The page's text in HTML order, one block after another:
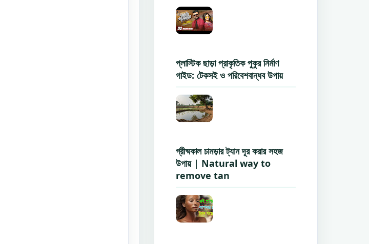
প্লাস্টিক ছাড়া প্রাকৃতিক পুকুর নির্মাণ
গাইড: টেকসই ও পরিবেশবান্ধব উপায়
গ্রীষ্মকাল চামড়ার ট্যান দূর করার সহজ
উপায় | Natural way to
remove tan